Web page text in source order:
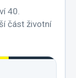
40.
část životní